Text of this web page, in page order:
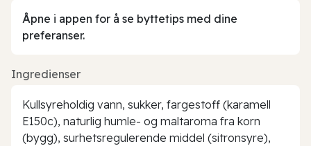
Åpne i appen for å se byttetips med dine
preferanser.
Ingredienser
Kullsyreholdig vann, sukker, fargestoff (karamell
E150c), naturlig humle- og maltaroma fra korn
(bygg), surhetsregulerende middel (sitronsyre),